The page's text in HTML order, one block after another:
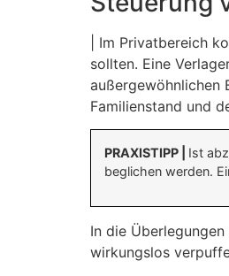
| Im Privatbereich
sollten. Eine
außergewöhnlichen
Familienstand und
PRAXISTIPP
Ist
beglichen werden.
In die
wirkungslos